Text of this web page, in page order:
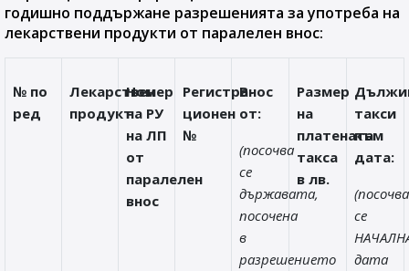
годишно поддържане разрешенията за употреба на
лекарствени продукти от паралелен внос:
№ по
ред
Лекарствен
продукт
Номер
на РУ
на ЛП
от
паралелен
внос
Регистра-
ционен
№
Внос
от:
(посочва
се
държавата,
посочена
в
разрешението
Размер
на
платената
такса
в лв.
такси
към
дата:
(посочва
се
дата